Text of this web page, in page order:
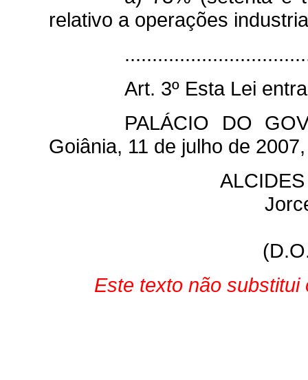
relativo a operações
Art. 3º Esta Lei
PALÁCIO DO
Goiânia, 11 de julho de
Este texto não